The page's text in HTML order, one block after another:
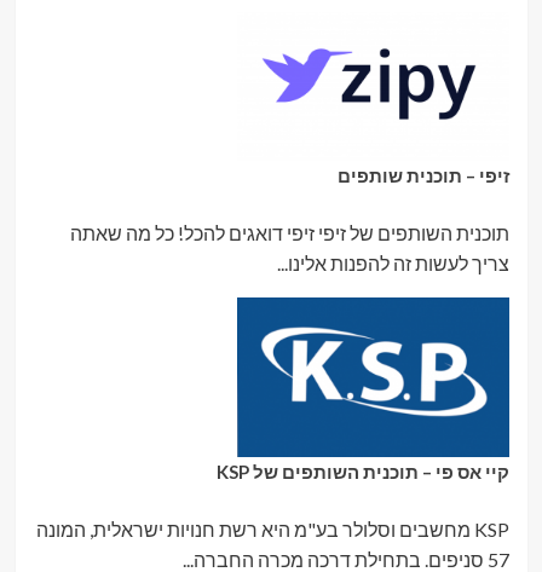
זיפי – תוכנית שותפים
תוכנית השותפים של זיפי זיפי דואגים להכל! כל מה שאתה
צריך לעשות זה להפנות אלינו...
קיי אס פי – תוכנית השותפים של KSP
KSP מחשבים וסלולר בע"מ היא רשת חנויות ישראלית, המונה
57 סניפים. בתחילת דרכה מכרה החברה...